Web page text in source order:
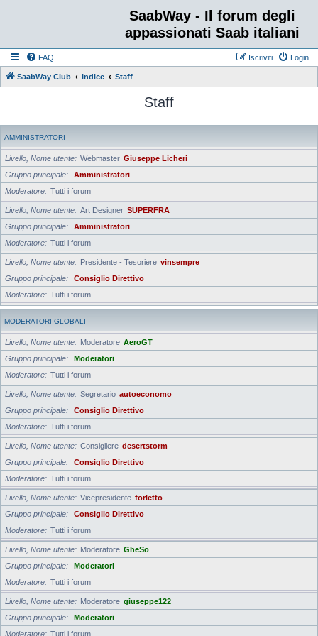
SaabWay - Il forum degli
appassionati Saab italiani
FAQ Login
Iscriviti
SaabWay Club Indice Staff
Staff
AMMINISTRATORI
Livello, Nome utente Webmaster Giuseppe Licheri
Gruppo principale
Amministratori
Moderatore
Tutti i forum
Livello, Nome utente Art Designer SUPERFRA
Gruppo principale
Amministratori
Moderatore
Tutti i forum
Livello, Nome utente Presidente - Tesoriere vinsempre
Gruppo principale
Consiglio Direttivo
Moderatore
Tutti i forum
MODERATORI GLOBALI
Livello, Nome utente Moderatore AeroGT
Gruppo principale
Moderatori
Moderatore
Tutti i forum
Livello, Nome utente Segretario autoeconomo
Gruppo principale
Consiglio Direttivo
Moderatore
Tutti i forum
Livello, Nome utente Consigliere desertstorm
Gruppo principale
Consiglio Direttivo
Moderatore
Tutti i forum
Livello, Nome utente Vicepresidente forletto
Gruppo principale
Consiglio Direttivo
Moderatore
Tutti i forum
Livello, Nome utente Moderatore GheSo
Gruppo principale
Moderatori
Moderatore
Tutti i forum
Livello, Nome utente Moderatore giuseppe122
Gruppo principale
Moderatori
Moderatore
Tutti i forum